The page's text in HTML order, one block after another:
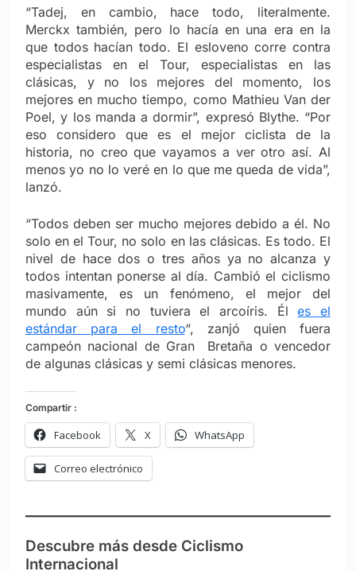
“Tadej, en cambio, hace todo, literalmente.
Merckx también, pero lo hacía en una era en la
que todos hacían todo. El esloveno corre contra
especialistas en el Tour, especialistas en las
clásicas, y no los mejores del momento, los
mejores en mucho tiempo, como Mathieu Van der
Poel, y los manda a dormir”, expresó Blythe. “Por
eso considero que es el mejor ciclista de la
historia, no creo que vayamos a ver otro así. Al
menos yo no lo veré en lo que me queda de vida”,
lanzó.
“Todos deben ser mucho mejores debido a él. No
solo en el Tour, no solo en las clásicas. Es todo. El
nivel de hace dos o tres años ya no alcanza y
todos intentan ponerse al día. Cambió el ciclismo
masivamente, es un fenómeno, el mejor del
mundo aún si no tuviera el arcoíris. Éles el
estándar para el resto“, zanjó quien fuera
campeón nacional de Gran Bretaña o vencedor
de algunas clásicas y semi clásicas menores.
Compartir :
Facebook X WhatsApp
Correo electrónico
Descubre más desde Ciclismo
Internacional